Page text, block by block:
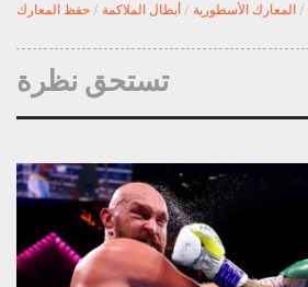
/ المعارك الأسطورية / أبطال الملاكمة / حفظ المعارك
تستحق نظرة